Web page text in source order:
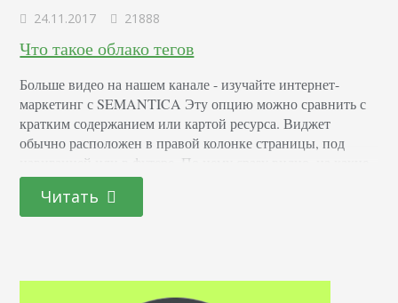
24.11.2017 21888
Что такое облако тегов
Больше видео на нашем канале - изучайте интернет-
маркетинг с SEMANTICA Эту опцию можно сравнить с
кратким содержанием или картой ресурса. Виджет
обычно расположен в правой колонке страницы, под
навигацией или в футере. По нему сразу видно, на какие
темы написано больше всего статей – такие метки
выделены крупным шрифтом или определенным цветом.
Подобное оформление раньше часто встречалось в блогах
Читать